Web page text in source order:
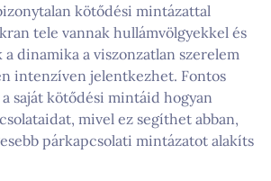
kötődési mintázattal
tele vannak hullámvölgyekkel és
a dinamika a viszonzatlan szerelem
intenzíven jelentkezhet. Fontos
saját kötődési mintáid hogyan
mivel ez segíthet abban,
párkapcsolati mintázatot alakíts